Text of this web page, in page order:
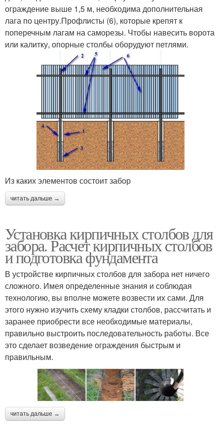
ограждение выше 1,5 м, необходима дополнительная
лага по центру.Профлисты (6), которые крепят к
поперечным лагам на саморезы. Чтобы навесить ворота
или калитку, опорные столбы оборудуют петлями.
Из каких элементов состоит забор
читать дальше →
Установка кирпичных столбов для
забора. Расчет кирпичных столбов
и подготовка фундамента
В устройстве кирпичных столбов для забора нет ничего
сложного. Имея определенные знания и соблюдая
технологию, вы вполне можете возвести их сами. Для
этого нужно изучить схему кладки столбов, рассчитать и
заранее приобрести все необходимые материалы,
правильно выстроить последовательность работы. Все
это сделает возведение ограждения быстрым и
правильным.
читать дальше →